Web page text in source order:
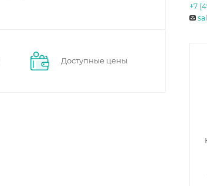
Доступные цены
+7